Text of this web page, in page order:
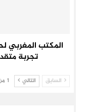
المكتب المغربي
تجربة
السابق التالي 1 من 26